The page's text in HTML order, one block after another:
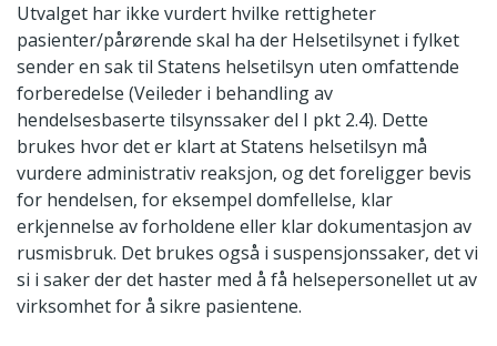
Utvalget har ikke vurdert hvilke rettigheter
pasienter/pårørende skal ha der Helsetilsynet i fylket
sender en sak til Statens helsetilsyn uten omfattende
forberedelse (Veileder i behandling av
hendelsesbaserte tilsynssaker del I pkt 2.4). Dette
brukes hvor det er klart at Statens helsetilsyn må
vurdere administrativ reaksjon, og det foreligger bevis
for hendelsen, for eksempel domfellelse, klar
erkjennelse av forholdene eller klar dokumentasjon av
rusmisbruk. Det brukes også i suspensjonssaker, det vi
si i saker der det haster med å få helsepersonellet ut av
virksomhet for å sikre pasientene.